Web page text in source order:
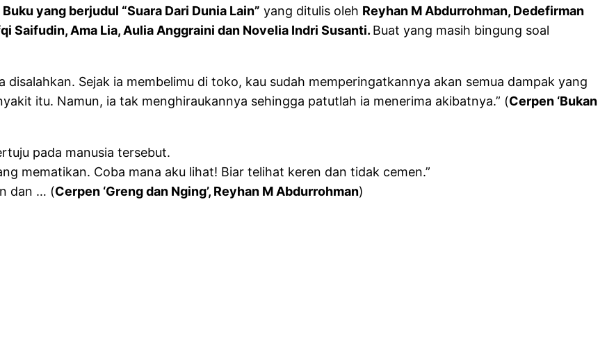
yang berjudul “Suara Dari Dunia Lain” yang ditulis oleh Reyhan M Abdurrohman, Dedefirman
Saifudin, Ama Lia, Aulia Anggraini dan Novelia Indri Susanti. Buat yang masih bingung soal
disalahkan. Sejak ia membelimu di toko, kau sudah memperingatkannya akan semua dampak yang
itu. Namun, ia tak menghiraukannya sehingga patutlah ia menerima akibatnya.” (Cerpen ‘Bukan
pada manusia tersebut.
mematikan. Coba mana aku lihat! Biar telihat keren dan tidak cemen.”
dan … (Cerpen ‘Greng dan Nging’, Reyhan M Abdurrohman)